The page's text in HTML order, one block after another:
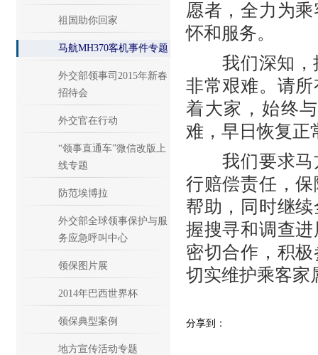
祖国助你回家
马航MH370客机事件专题
外交部领事司2015年新春
招待会
外交官在行动
“领事直通车”微信改版上
线专题
防范埃博拉
外交部全球领事保护与服
务应急呼叫中心
领保图片展
2014年巴西世界杯
领保典型案例
地方宣传活动专题
愿者，全力为
怀和服务。
我们深知，接
非常艰难。请
着大家，始终
难，早日恢复正
我们要求马方
行赔偿责任，
帮助，同时继
握搜寻和调查
密切合作，积
切实维护乘客家
分享到：